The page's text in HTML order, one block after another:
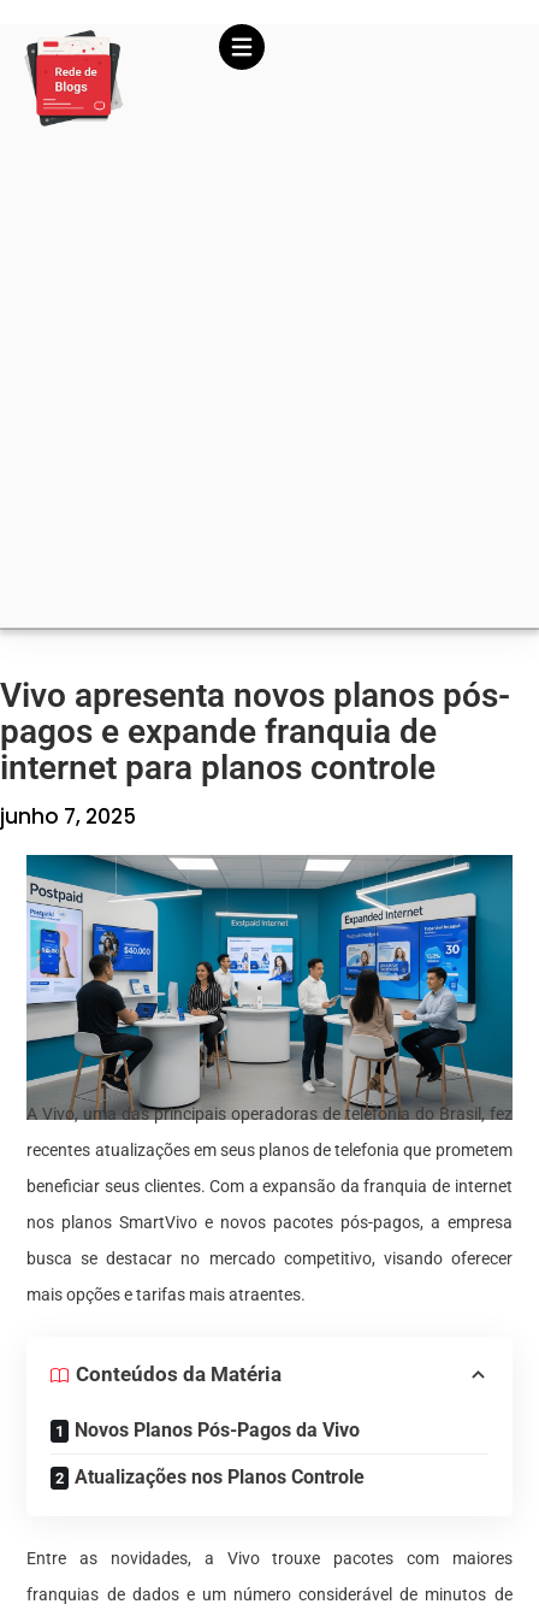
Vivo apresenta novos planos pós-
pagos e expande franquia de
internet para planos controle
junho 7, 2025
A Vivo, uma das principais operadoras de telefonia do Brasil, fez
recentes atualizações em seus planos de telefonia que prometem
beneficiar seus clientes. Com a expansão da franquia de internet
nos planos SmartVivo e novos pacotes pós-pagos, a empresa
busca se destacar no mercado competitivo, visando oferecer
mais opções e tarifas mais atraentes.
Conteúdos da Matéria
Novos Planos Pós-Pagos da Vivo
Atualizações nos Planos Controle
Entre as novidades, a Vivo trouxe pacotes com maiores
franquias de dados e um número considerável de minutos de